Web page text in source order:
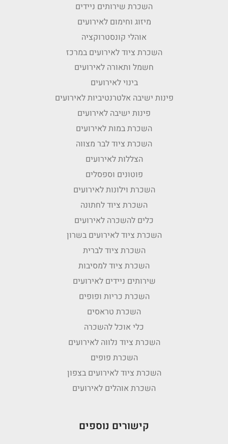
השכרת שירותים ניידים
מיזוג וחימום לאירועים
אוהלי קונסטרוקציה
השכרת ציוד לאירועים במרכז
חשמל ותאורה לאירועים
בינוי לאירועים
פינות ישיבה אלטרנטיביות לאירועים
פינות ישיבה לאירועים
השכרת במות לאירועים
השכרת ציוד לבר מצווה
הצללות לאירועים
פוטונים וספסלים
השכרת וילונות לאירועים
השכרת ציוד לחתונה
כלים להשכרה לאירועים
השכרת ציוד לאירועים בשרון
השכרת ציוד לברית
השכרת ציוד למסיבות
שירותים ניידים לאירועים
השכרת כריות ופופים
השכרת טראסים
כלי אוכל להשכרה
השכרת ציוד נלווה לאירועים
השכרת פופים
השכרת ציוד לאירועים בצפון
השכרת אוהלים לאירועים
קישורים נוספים